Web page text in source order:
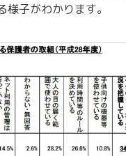
様子がわかります。